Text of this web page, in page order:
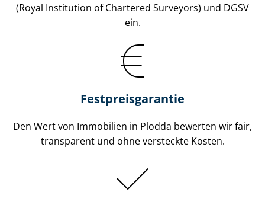
(Royal Institution of Chartered Surveyors) und DGSV
ein.
Festpreis​garantie
Den Wert von Immobilien in Plodda bewerten wir fair,
transparent und ohne versteckte Kosten.